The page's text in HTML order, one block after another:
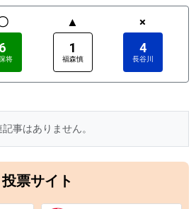
6
将
▲
1
福森慎
×
4
長谷川
記事はありません。
投票サイト